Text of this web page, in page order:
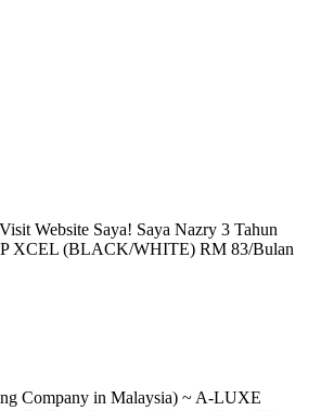
Website Saya! Saya Nazry 3 Tahun
XCEL (BLACK/WHITE) RM 83/Bulan
Company in Malaysia) ~ A-LUXE